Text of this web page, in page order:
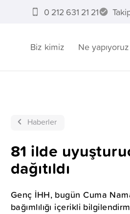
0 212 631 21 21
Biz kimiz Ne yapıyoruz
Haberler
81 ilde
dağıtıldı
Genç İHH, bugün Cuma
bağımlılığı içerikli